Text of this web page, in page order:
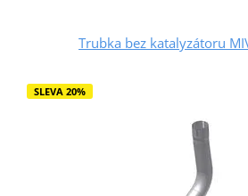
Trubka bez katalyzátoru
SLEVA 20%